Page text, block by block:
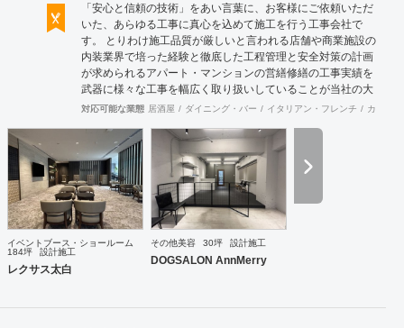
「安心と信頼の技術」をあい言葉に、お客様にご依頼いただ
いた、あらゆる工事に真心を込めて施工を行う工事会社で
す。 とりわけ施工品質が厳しいと言われる店舗や商業施設の
内装業界で培った経験と徹底した工程管理と安全対策の計画
が求められるアパート・マンションの営繕修繕の工事実績を
武器に様々な工事を幅広く取り扱いしていることが当社の大
きな特徴です。
対応可能な業態 居酒屋 ダイニング・バー イタリアン・フレンチ カフェ
イベントブース・ショールーム
184坪
設計施工
レクサス太白
その他美容 30坪 設計施工
DOGSALON AnnMerry